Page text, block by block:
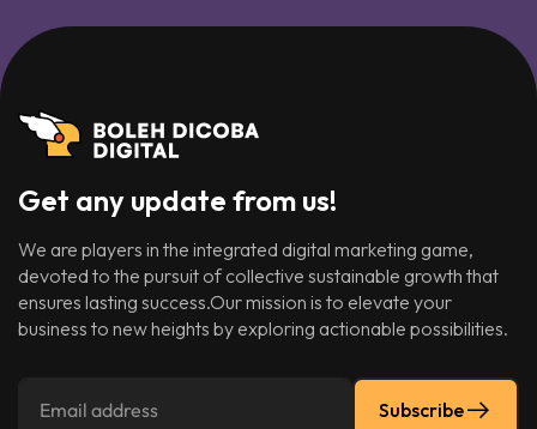
Get any update from us!
We are players in the integrated digital marketing game,
devoted to the pursuit of collective sustainable growth that
ensures lasting success.Our mission is to elevate your
business to new heights by exploring actionable possibilities.
Subscribe